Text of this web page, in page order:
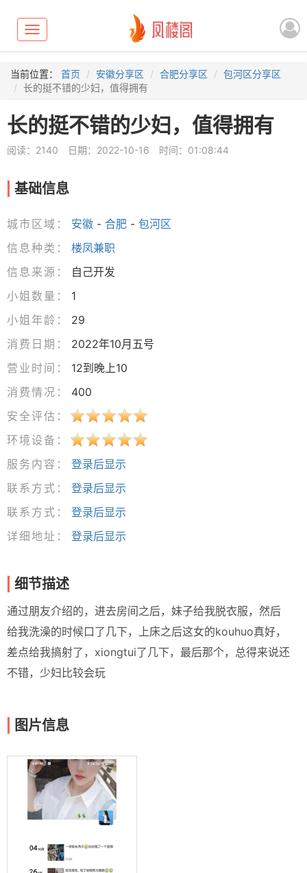
Toggle
navigation
当前位置： 首页 安徽分享区 合肥分享区
包河区分享区
长的挺不错的少妇，值得拥有
长的挺不错的少妇，值得拥有
阅读：2140 日期：2022-10-16 时间：01:08:44
基础信息
城市区域： 安徽 - 合肥 - 包河区
信息种类：
楼凤兼职
信息来源：
自己开发
小姐数量：
1
小姐年龄：
29
消费日期：
2022年10月五号
营业时间：
12到晚上10
消费情况：
400
安全评估：
环境设备：
服务内容：
登录后显示
联系方式：
登录后显示
联系方式：
登录后显示
详细地址：
登录后显示
细节描述
通过朋友介绍的，进去房间之后，妹子给我脱衣服，然后
给我洗澡的时候口了几下，上床之后这女的kouhuo真好，
差点给我搞射了，xiongtui了几下，最后那个，总得来说还
不错，少妇比较会玩
图片信息